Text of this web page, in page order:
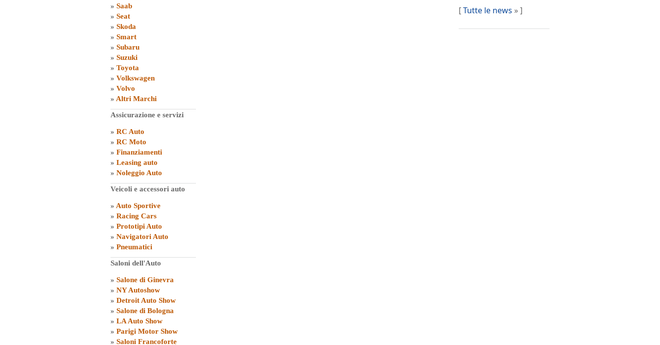
» Saab
» Seat
» Skoda
» Smart
» Subaru
» Suzuki
» Toyota
» Volkswagen
» Volvo
» Altri Marchi
Assicurazione e servizi
» RC Auto
» RC Moto
» Finanziamenti
» Leasing auto
» Noleggio Auto
Veicoli e accessori auto
» Auto Sportive
» Racing Cars
» Prototipi Auto
» Navigatori Auto
» Pneumatici
Saloni dell'Auto
» Salone di Ginevra
» NY Autoshow
» Detroit Auto Show
» Salone di Bologna
» LA Auto Show
» Parigi Motor Show
» Saloni Francoforte
[Tutte le news » ]